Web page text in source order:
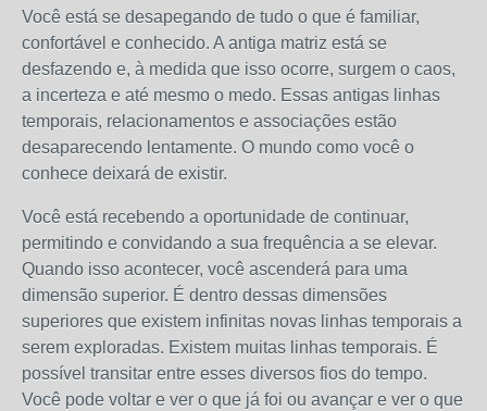
Você está se desapegando de tudo o que é familiar,
confortável e conhecido. A antiga matriz está se
desfazendo e, à medida que isso ocorre, surgem o caos,
a incerteza e até mesmo o medo. Essas antigas linhas
temporais, relacionamentos e associações estão
desaparecendo lentamente. O mundo como você o
conhece deixará de existir.
Você está recebendo a oportunidade de continuar,
permitindo e convidando a sua frequência a se elevar.
Quando isso acontecer, você ascenderá para uma
dimensão superior. É dentro dessas dimensões
superiores que existem infinitas novas linhas temporais a
serem exploradas. Existem muitas linhas temporais. É
possível transitar entre esses diversos fios do tempo.
Você pode voltar e ver o que já foi ou avançar e ver o que